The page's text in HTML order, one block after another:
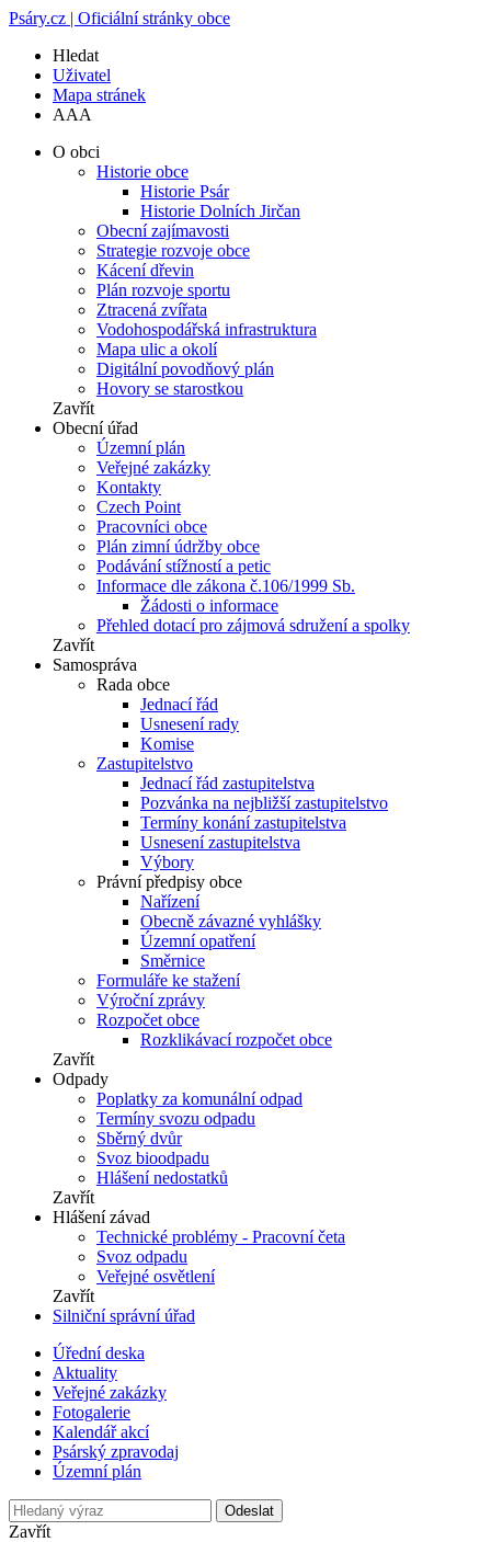
Psáry.cz | Oficiální stránky obce
Hledat
Uživatel
Mapa stránek
AAA
O obci
Historie obce
Historie Psár
Historie Dolních Jirčan
Obecní zajímavosti
Strategie rozvoje obce
Kácení dřevin
Plán rozvoje sportu
Ztracená zvířata
Vodohospodářská infrastruktura
Mapa ulic a okolí
Digitální povodňový plán
Hovory se starostkou
Zavřít
Obecní úřad
Územní plán
Veřejné zakázky
Kontakty
Czech Point
Pracovníci obce
Plán zimní údržby obce
Podávání stížností a petic
Informace dle zákona č.106/1999 Sb.
Žádosti o informace
Přehled dotací pro zájmová sdružení a spolky
Zavřít
Samospráva
Rada obce
Jednací řád
Usnesení rady
Komise
Zastupitelstvo
Jednací řád zastupitelstva
Pozvánka na nejbližší zastupitelstvo
Termíny konání zastupitelstva
Usnesení zastupitelstva
Výbory
Právní předpisy obce
Nařízení
Obecně závazné vyhlášky
Územní opatření
Směrnice
Formuláře ke stažení
Výroční zprávy
Rozpočet obce
Rozklikávací rozpočet obce
Zavřít
Odpady
Poplatky za komunální odpad
Termíny svozu odpadu
Sběrný dvůr
Svoz bioodpadu
Hlášení nedostatků
Zavřít
Hlášení závad
Technické problémy - Pracovní četa
Svoz odpadu
Veřejné osvětlení
Zavřít
Silniční správní úřad
Úřední deska
Aktuality
Veřejné zakázky
Fotogalerie
Kalendář akcí
Psárský zpravodaj
Územní plán
Odeslat
Zavřít